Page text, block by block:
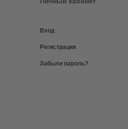
Вход
Регистрация
Забыли пароль?